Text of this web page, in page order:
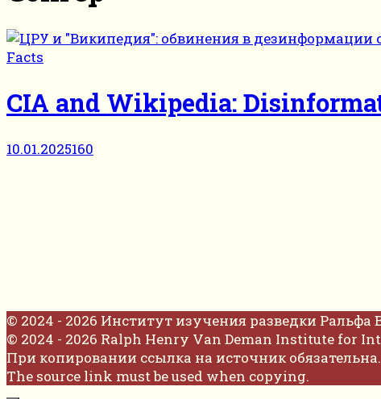
Facts
CIA and Wikipedia:
10.01.2025160
© 2024 - 2026 Институт изучения разведки Ральфа
© 2024 - 2026 Ralph Henry Van Deman Institute for
При копировании ссылка на источник обязательна.
The source link must be used when copying.